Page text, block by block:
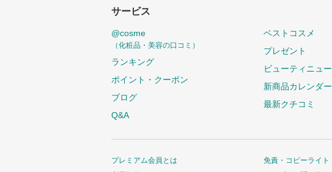
サービス
@cosme
（化粧品・美容の口コミ）
ランキング
ポイント・クーポン
ブログ
Q&A
ベストコスメ
プレゼント
ビューティニュ
新商品カレンダー
最新クチコミ
プレミアム会員とは
免責・コピーライト